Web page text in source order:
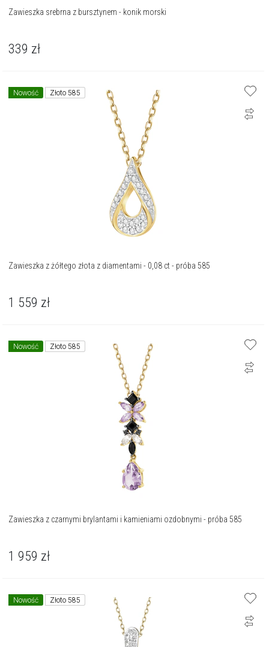
Zawieszka srebrna z bursztynem - konik morski
339 zł
Nowość Złoto 585
Zawieszka z żółtego złota z diamentami - 0,08 ct - próba 585
1 559 zł
Nowość Złoto 585
Zawieszka z czarnymi brylantami i kamieniami ozdobnymi - próba 585
1 959 zł
Nowość Złoto 585